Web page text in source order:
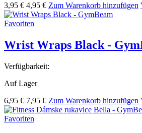
3,95 € 4,95 € Zum Warenkorb hinzufügen
Favoriten
Wrist Wraps Black -
Verfügbarkeit:
Auf Lager
6,95 € 7,95 € Zum Warenkorb hinzufügen
Favoriten